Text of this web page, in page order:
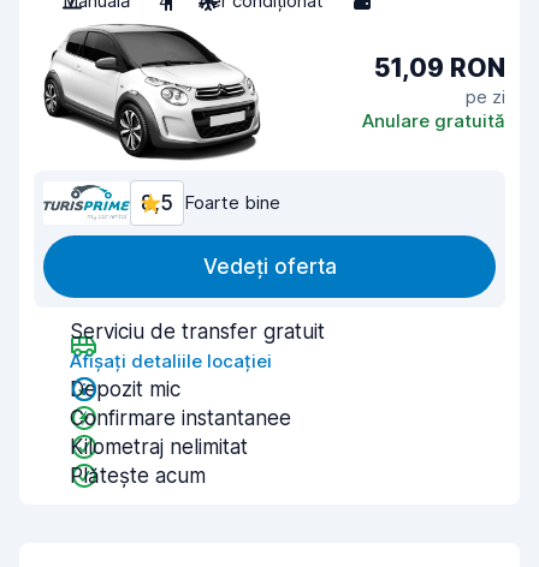
51,09 RON
pe zi
Anulare gratuită
8,5 Foarte bine
Vedeți oferta
Serviciu de transfer gratuit
Afișați detaliile locației
Depozit mic
Confirmare instantanee
Kilometraj nelimitat
Plătește acum